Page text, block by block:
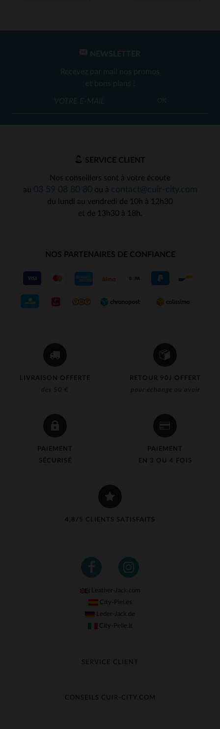
LIVRAISON OFFERTE
dès 50 €
RETOUR 90J OFFERT
pour échange ou avoir
PAIEMENT
SÉCURISÉ
PAIEMENT
EN 3 OU 4 FOIS
4,8/5 CLIENTS SATISFAITS
NEWSLETTER
Recevez par mail nos promos
et bons plans !
OK
SERVICE CLIENT
Nos conseillers sont à votre écoute
au
ou à
du lundi au vendredi de 10h à 12h30
et de 13h30 à 18h.
NOS PARTENAIRES DE CONFIANCE
Leather-Jack.com
City-Piel.es
Leder-Jack.de
City-Pelle.it
SERVICE CLIENT
Échange & Remboursement
CONSEILS CUIR-CITY.COM